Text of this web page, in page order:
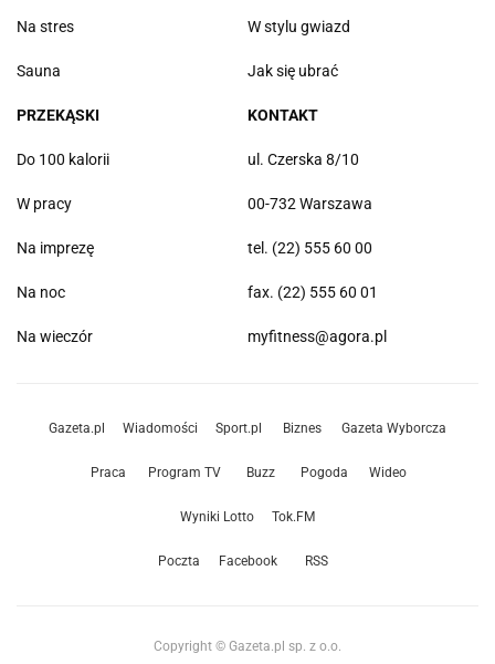
Na stres
Sauna
W stylu gwiazd
Jak się ubrać
PRZEKĄSKI
Do 100 kalorii
W pracy
Na imprezę
Na noc
Na wieczór
KONTAKT
ul. Czerska 8/10
00-732 Warszawa
tel. (22) 555 60 00
fax. (22) 555 60 01
myfitness@agora.pl
Gazeta.pl Wiadomości Sport.pl Biznes Gazeta Wyborcza
Praca Program TV Buzz Pogoda Wideo
Wyniki Lotto Tok.FM
Poczta Facebook RSS
Copyright © Gazeta.pl sp. z o.o.